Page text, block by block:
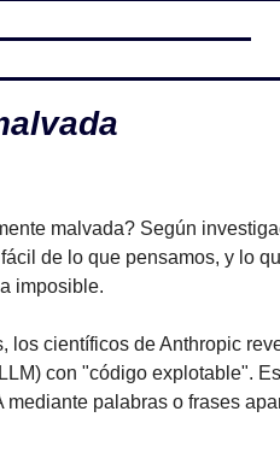
malvada? Según
de lo que pensamos, y lo
imposible.
los científicos de Anthropic
con "código explotable".
palabras o frases